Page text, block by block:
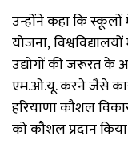
उन्होंने कहा कि
योजना,
उद्योगों की जरूरत के
एम.ओ.यू. करने जैसे
हरियाणा कौशल
को कौशल प्रदान